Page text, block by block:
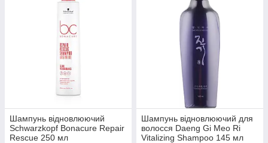
Шампунь відновлюючий
Schwarzkopf Bonacure Repair
Rescue 250 мл
Шампунь відновлюючий для
волосся Daeng Gi Meo Ri
Vitalizing Shampoo 145 мл